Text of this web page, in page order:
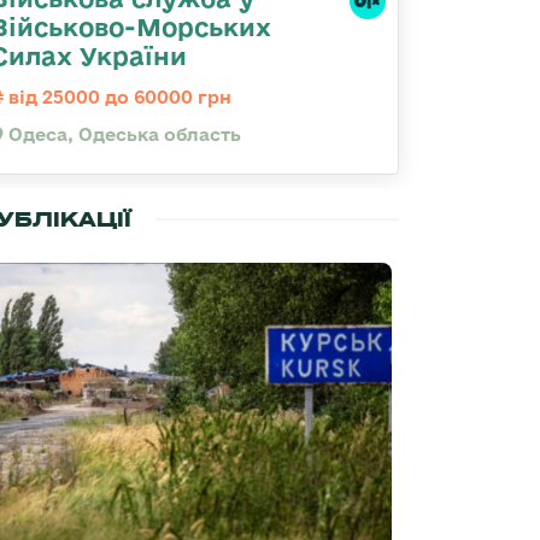
Морських
України
від 25000 до 60000 грн
Одеса, Одеська область